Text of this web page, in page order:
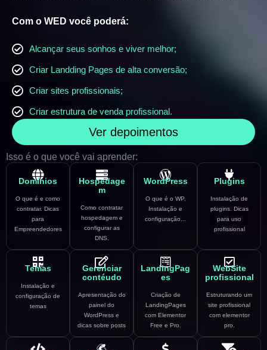
Com o WED você poderá:
Alcançar seus sonhos e viver melhor;
Criar Landding Pages de alta conversão;
Criar sites profissionais;
Criar estrutura de venda profissional.
Ver depoimentos
Isso é o que você vai aprender:
Domínios
O que é e como
contratar. Dicas
para
Empreendedores
Hospedage
m
Como contratar
hospedagem e
configurar as
DNS.
WordPress
O que é o WP,
Instalação e
configuração...
Plugins
Instalação de
plugins. Dicas
para uso
profissional
Temas
Instalação e
configuração de
temas
Gerenciar
contéudo
Apresentação do
painel do
WordPress e
dicas sobre posts
LandingPag
es
Criação de
LandingPages
com Elementor
Free e Pro.
WebSite
profissional
Estruturando um
site profissional
com elementor
pro.